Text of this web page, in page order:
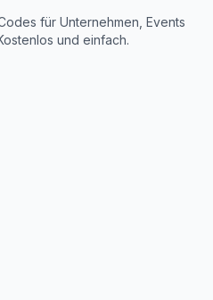
für Unternehmen, Events
und einfach.